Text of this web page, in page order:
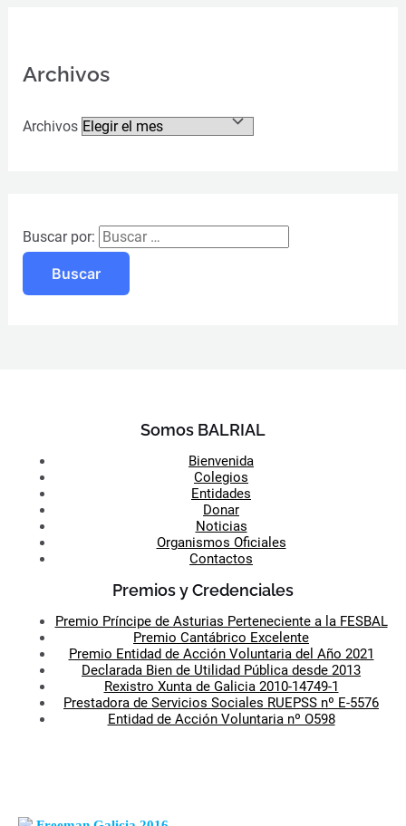
Archivos
Archivos
Buscar por:
Somos BALRIAL
Bienvenida
Colegios
Entidades
Donar
Noticias
Organismos Oficiales
Contactos
Premios y Credenciales
Premio Príncipe de Asturias Perteneciente a la FESBAL
Premio Cantábrico Excelente
Premio Entidad de Acción Voluntaria del Año 2021
Declarada Bien de Utilidad Pública desde 2013
Rexistro Xunta de Galicia 2010-14749-1
Prestadora de Servicios Sociales RUEPSS nº E-5576
Entidad de Acción Voluntaria nº O598